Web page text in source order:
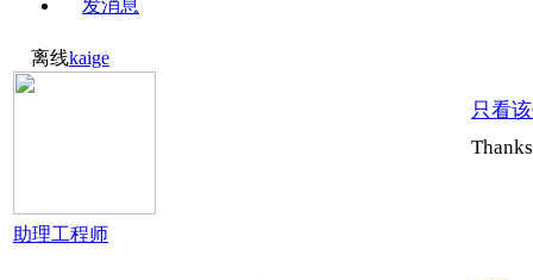
发消息
离线kaige
助理工程师
只看
Thanks